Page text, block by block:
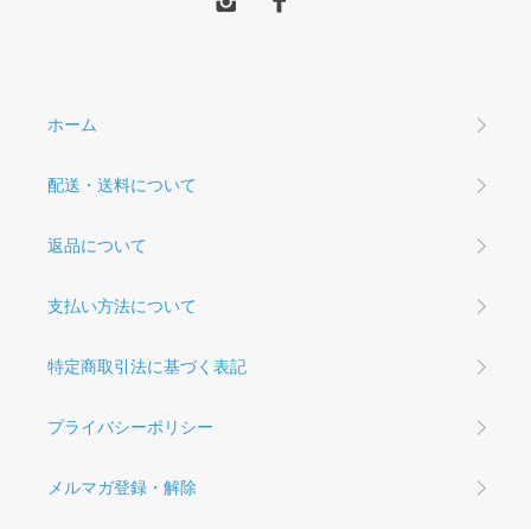
ホーム
配送・送料について
返品について
支払い方法について
特定商取引法に基づく表記
プライバシーポリシー
メルマガ登録・解除